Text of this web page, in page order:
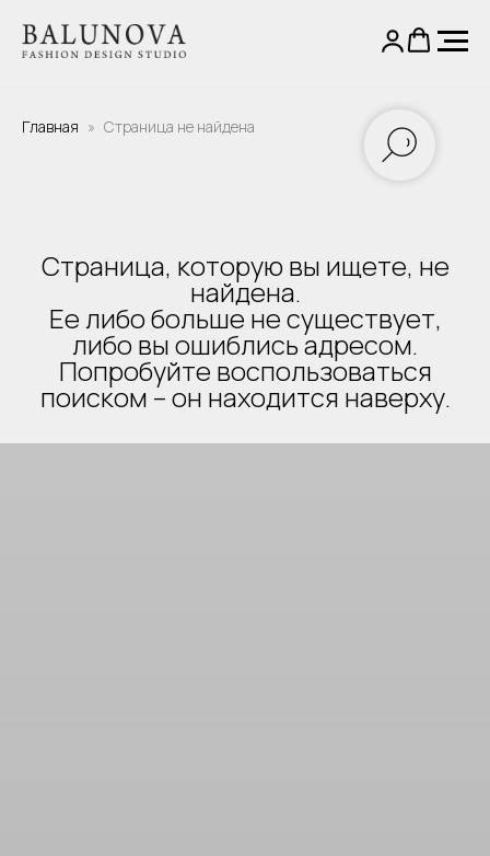
Главная Страница не найдена
Страница, которую вы ищете, не
найдена.
Ее либо больше не существует,
либо вы ошиблись адресом.
Попробуйте воспользоваться
поиском – он находится наверху.